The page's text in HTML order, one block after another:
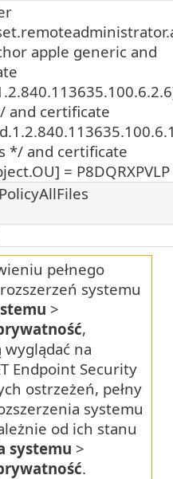
apple generic and
and certificate
*/ and certificate
= P8DQRXPVLP
pełnego
systemu
>
,
na
Endpoint Security
ostrzeżeń, pełny
systemu
od ich stanu
systemu >
.